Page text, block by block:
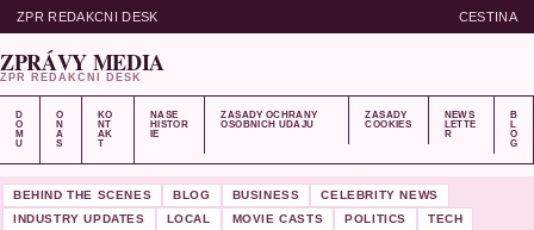
ZPR REDAKCNI DESK CESTINA
ZPRÁVY MEDIA
ZPR REDAKCNI DESK
D
O
M
U
O
N
A
S
KO
NT
AK
T
NASE
HISTOR
IE
ZASADY OCHRANY
OSOBNICH UDAJU
ZASADY
COOKIES
NEWS
LETTE
R
B
L
O
G
BEHIND THE SCENES BLOG BUSINESS
CELEBRITY NEWS
INDUSTRY UPDATES
LOCAL MOVIE CASTS POLITICS
TECH